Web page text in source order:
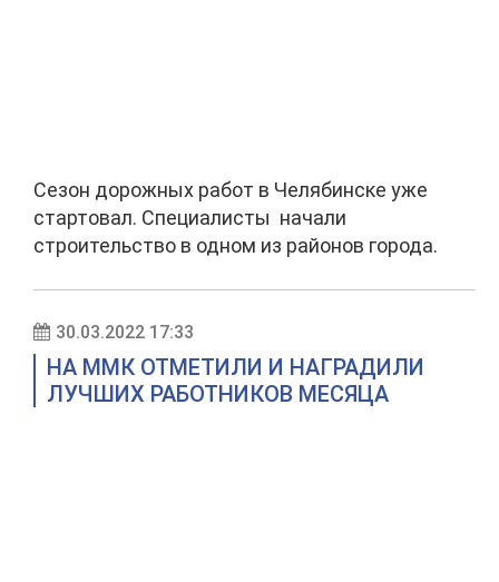
Сезон дорожных работ в Челябинске уже
стартовал. Специалисты начали
строительство в одном из районов города.
30.03.2022 17:33
НА ММК ОТМЕТИЛИ И НАГРАДИЛИ
ЛУЧШИХ РАБОТНИКОВ МЕСЯЦА